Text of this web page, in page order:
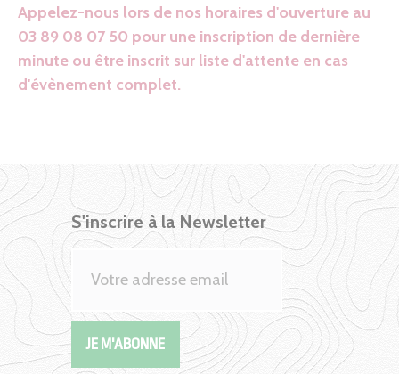
Appelez-nous lors de nos horaires d'ouverture au
03 89 08 07 50 pour une inscription de dernière
minute ou être inscrit sur liste d'attente en cas
d'évènement complet.
S'inscrire à la Newsletter